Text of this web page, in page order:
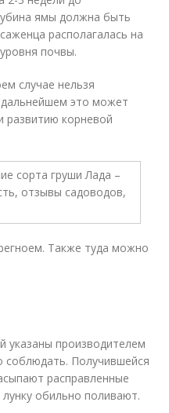
ямы должна быть
располагалась на
почвы.
случае нельзя
дальнейшем это может
развитию корневой
Также туда можно
указаны производителем
соблюдать. Получившейся
расправленные
обильно поливают.